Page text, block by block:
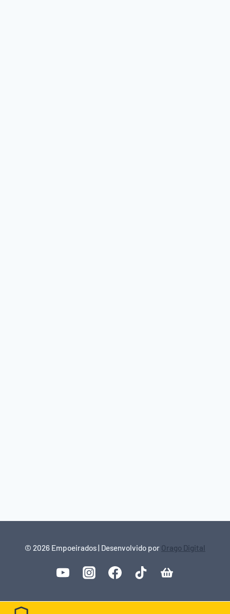
© 2026 Empoeirados | Desenvolvido por Orago Digital